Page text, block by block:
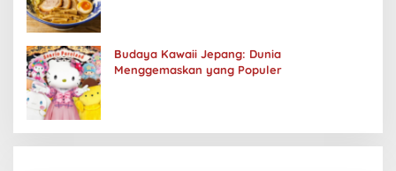
Budaya Kawaii Jepang: Dunia
Menggemaskan yang Populer